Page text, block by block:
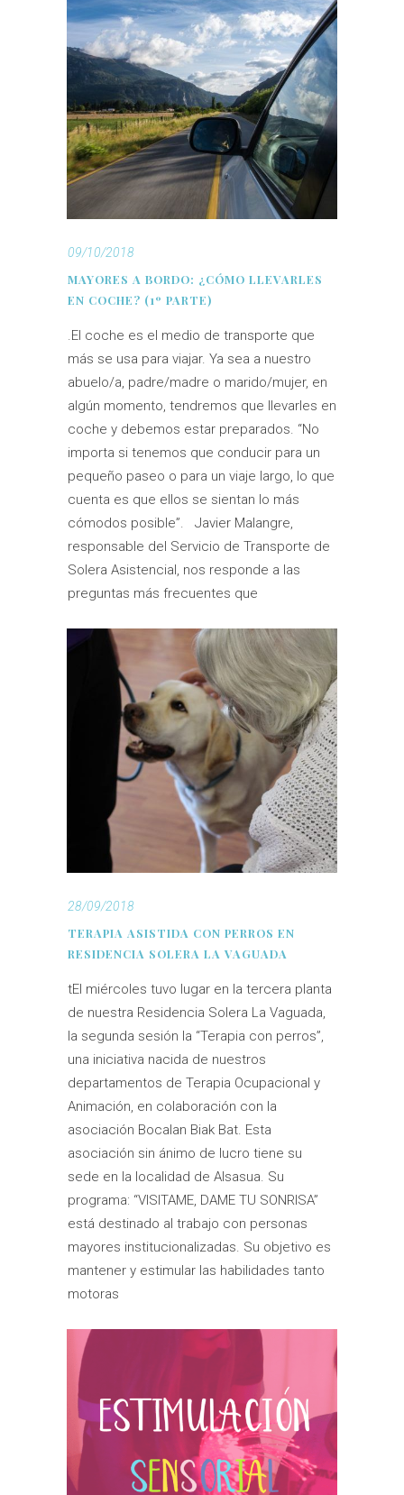
09/10/2018
MAYORES A BORDO: ¿CÓMO LLEVARLES
EN COCHE? (1º PARTE)
.El coche es el medio de transporte que
más se usa para viajar. Ya sea a nuestro
abuelo/a, padre/madre o marido/mujer, en
algún momento, tendremos que llevarles en
coche y debemos estar preparados. “No
importa si tenemos que conducir para un
pequeño paseo o para un viaje largo, lo que
cuenta es que ellos se sientan lo más
cómodos posible”. Javier Malangre,
responsable del Servicio de Transporte de
Solera Asistencial, nos responde a las
preguntas más frecuentes que
28/09/2018
TERAPIA ASISTIDA CON PERROS EN
RESIDENCIA SOLERA LA VAGUADA
tEl miércoles tuvo lugar en la tercera planta
de nuestra Residencia Solera La Vaguada,
la segunda sesión la “Terapia con perros”,
una iniciativa nacida de nuestros
departamentos de Terapia Ocupacional y
Animación, en colaboración con la
asociación Bocalan Biak Bat. Esta
asociación sin ánimo de lucro tiene su
sede en la localidad de Alsasua. Su
programa: “VISITAME, DAME TU SONRISA”
está destinado al trabajo con personas
mayores institucionalizadas. Su objetivo es
mantener y estimular las habilidades tanto
motoras